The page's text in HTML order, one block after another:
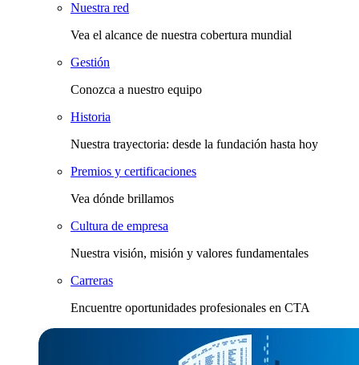
Nuestra red
Vea el alcance de nuestra cobertura mundial
Gestión
Conozca a nuestro equipo
Historia
Nuestra trayectoria: desde la fundación hasta hoy
Premios y certificaciones
Vea dónde brillamos
Cultura de empresa
Nuestra visión, misión y valores fundamentales
Carreras
Encuentre oportunidades profesionales en CTA